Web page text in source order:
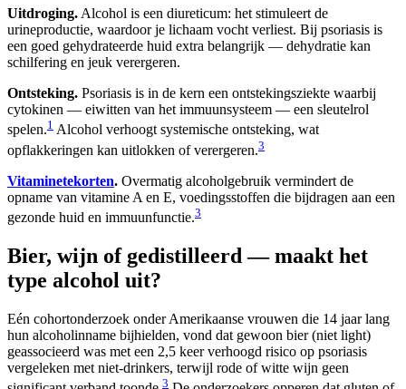
Uitdroging. Alcohol is een diureticum: het stimuleert de
urineproductie, waardoor je lichaam vocht verliest. Bij psoriasis is
een goed gehydrateerde huid extra belangrijk — dehydratie kan
schilfering en jeuk verergeren.
Ontsteking. Psoriasis is in de kern een ontstekingsziekte waarbij
cytokinen — eiwitten van het immuunsysteem — een sleutelrol
spelen.1 Alcohol verhoogt systemische ontsteking, wat
opflakkeringen kan uitlokken of verergeren.3
Vitaminetekorten. Overmatig alcoholgebruik vermindert de
opname van vitamine A en E, voedingsstoffen die bijdragen aan een
gezonde huid en immuunfunctie.3
Bier, wijn of gedistilleerd — maakt het
type alcohol uit?
Eén cohortonderzoek onder Amerikaanse vrouwen die 14 jaar lang
hun alcoholinname bijhielden, vond dat gewoon bier (niet light)
geassocieerd was met een 2,5 keer verhoogd risico op psoriasis
vergeleken met niet-drinkers, terwijl rode of witte wijn geen
3